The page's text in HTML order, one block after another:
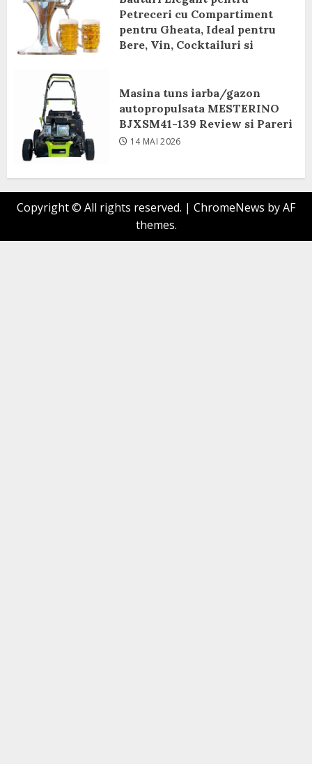
Petreceri cu Compartiment
pentru Gheata, Ideal pentru
Bere, Vin, Cocktailuri si
8 IUNIE 2026
Masina tuns iarba/gazon
autopropulsata MESTERINO
BJXSM41-139 Review si Pareri
14 MAI 2026
Copyright © All rights reserved. | ChromeNews by AF
themes.